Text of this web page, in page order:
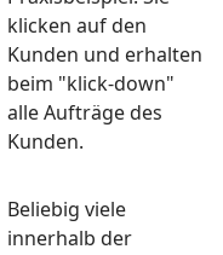
klicken auf den
Kunden und erhalten
beim "klick-down"
alle Aufträge des
Kunden.
Beliebig viele
innerhalb der